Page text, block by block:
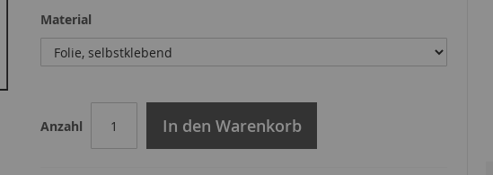
Material
Anzahl In den Warenkorb